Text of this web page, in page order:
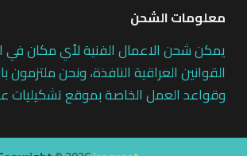
معلومات الشحن
يمكن شحن الاعمال الفنية لأي مكان في
القوانين العراقية النافذة، ونحن ملتزمون
وقواعد العمل الخاصة بموقع تشكيليات